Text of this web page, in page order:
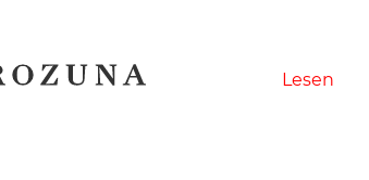
Navigation
Lesen